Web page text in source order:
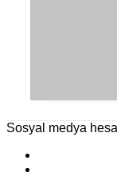
Sosyal medya